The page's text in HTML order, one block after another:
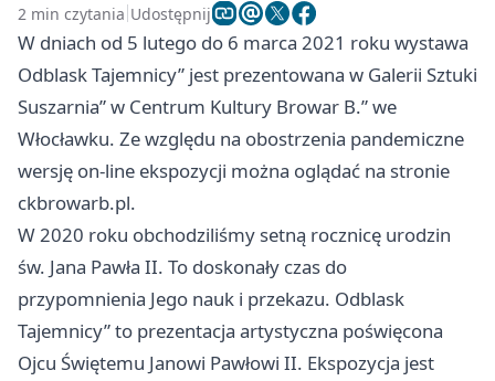
2 min czytania Udostępnij
W dniach od 5 lutego do 6 marca 2021 roku wystawa
Odblask Tajemnicy” jest prezentowana w Galerii Sztuki
Suszarnia” w Centrum Kultury Browar B.” we
Włocławku. Ze względu na obostrzenia pandemiczne
wersję on-line ekspozycji można oglądać na stronie
ckbrowarb.pl.
W 2020 roku obchodziliśmy setną rocznicę urodzin
św. Jana Pawła II. To doskonały czas do
przypomnienia Jego nauk i przekazu. Odblask
Tajemnicy” to prezentacja artystyczna poświęcona
Ojcu Świętemu Janowi Pawłowi II. Ekspozycja jest